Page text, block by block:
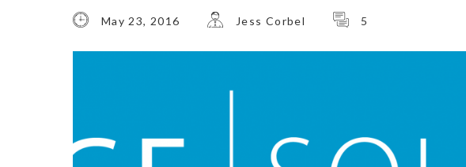
May 23, 2016 Jess Corbel 5